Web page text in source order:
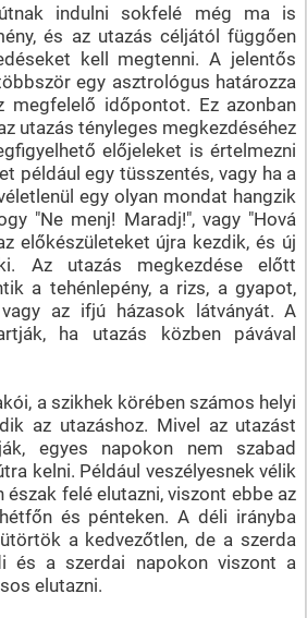
indulni sokfelé még ma is
és az utazás céljától függően
kell megtenni. A jelentős
egy asztrológus határozza
megfelelő időpontot. Ez azonban
utazás tényleges megkezdéséhez
előjeleket is értelmezni
például egy tüsszentés, vagy ha a
egy olyan mondat hangzik
"Ne menj! Maradj!", vagy "Hová
előkészületeket újra kezdik, és új
Az utazás megkezdése előtt
a tehénlepény, a rizs, a gyapot,
az ifjú házasok látványát. A
ha utazás közben pávával
a szikhek körében számos helyi
az utazáshoz. Mivel az utazást
egyes napokon nem szabad
kelni. Például veszélyesnek vélik
észak felé elutazni, viszont ebbe az
és pénteken. A déli irányba
a kedvezőtlen, de a szerda
és a szerdai napokon viszont a
elutazni.